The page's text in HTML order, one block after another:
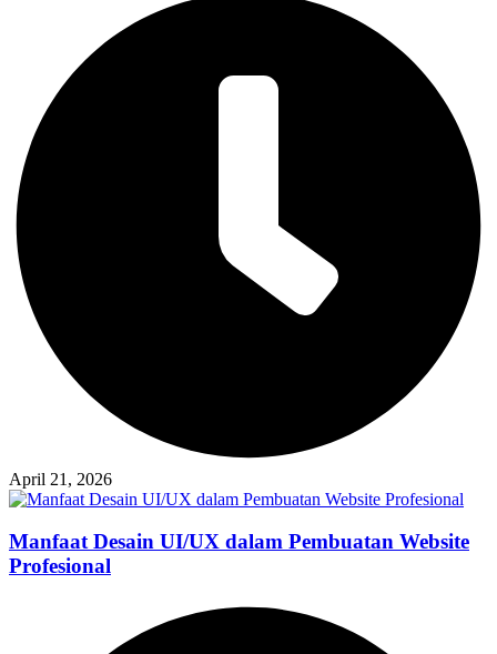
April 21, 2026
Manfaat Desain UI/UX dalam Pembuatan Website
Profesional